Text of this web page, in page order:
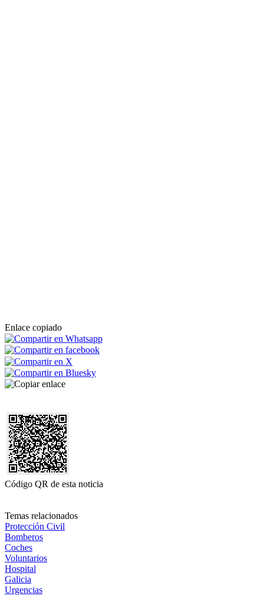
Enlace copiado
Código QR de esta noticia
Temas relacionados
Protección Civil
Bomberos
Coches
Voluntarios
Hospital
Galicia
Urgencias